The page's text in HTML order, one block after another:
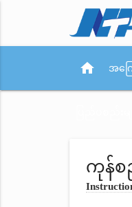
home အကြ
ကုန်စ